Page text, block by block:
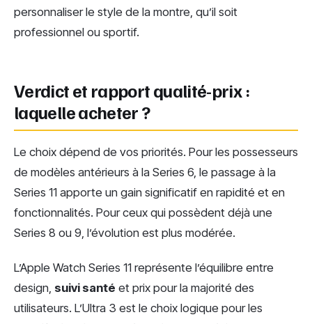
personnaliser le style de la montre, qu’il soit
professionnel ou sportif.
Verdict et rapport qualité-prix :
laquelle acheter ?
Le choix dépend de vos priorités. Pour les possesseurs
de modèles antérieurs à la Series 6, le passage à la
Series 11 apporte un gain significatif en rapidité et en
fonctionnalités. Pour ceux qui possèdent déjà une
Series 8 ou 9, l’évolution est plus modérée.
L’Apple Watch Series 11 représente l’équilibre entre
design, suivi santé et prix pour la majorité des
utilisateurs. L’Ultra 3 est le choix logique pour les